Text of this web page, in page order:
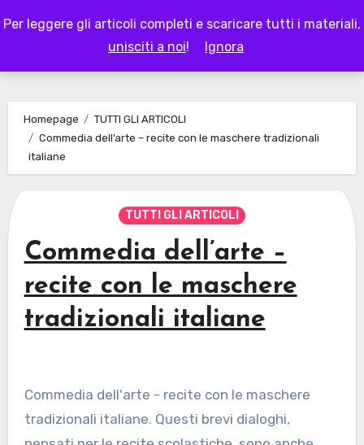
Per leggere gli articoli completi e scaricare tutti i materiali,
unisciti a noi! Ignora
to
LAPAPPADOLCE
Homepage
TUTTI GLI ARTICOLI
Commedia dell’arte – recite con le maschere tradizionali
italiane
TUTTI GLI ARTICOLI
Commedia dell’arte –
recite con le maschere
tradizionali italiane
Commedia dell'arte - recite con le maschere
tradizionali italiane. Questi brevi dialoghi,